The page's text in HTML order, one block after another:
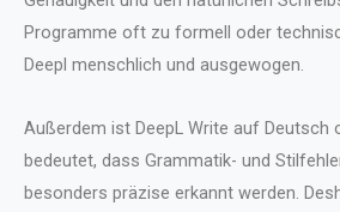
Programme oft zu formell oder
Deepl menschlich und ausgewogen.
Außerdem ist DeepL Write auf Deutsch
bedeutet, dass Grammatik- und
besonders präzise erkannt werden.